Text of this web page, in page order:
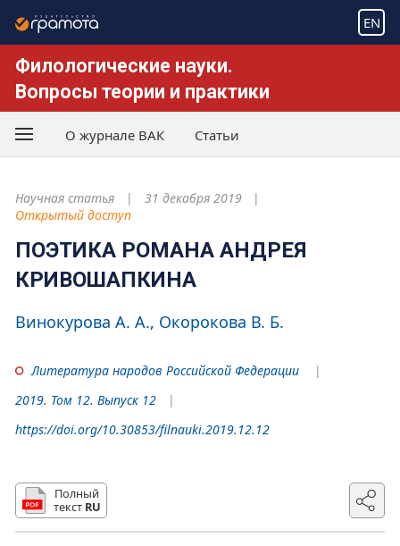
EN
Филологические науки.
Вопросы теории и практики
О журнале ВАК Статьи
Научная статья
31 декабря 2019
Открытый доступ
ПОЭТИКА РОМАНА АНДРЕЯ
КРИВОШАПКИНА
Винокурова А. А. Окорокова В. Б.
Литература народов Российской Федерации
2019. Том 12. Выпуск 12
https://doi.org/10.30853/filnauki.2019.12.12
Полный
текст RU